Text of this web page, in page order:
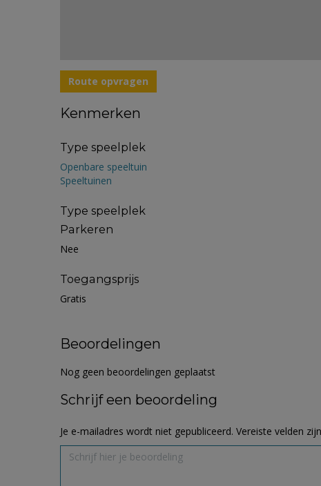
Route opvragen
Kenmerken
Type speelplek
Openbare speeltuin
Speeltuinen
Type speelplek
Parkeren
Nee
Toegangsprijs
Gratis
Beoordelingen
Nog geen beoordelingen geplaatst
Schrijf een beoordeling
Je e-mailadres wordt niet gepubliceerd. Vereiste velden